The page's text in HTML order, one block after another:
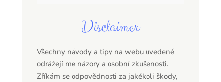
Disclaimer
Všechny návody a tipy na webu uvedené
odrážejí mé názory a osobní zkušenosti.
Zříkám se odpovědnosti za jakékoli škody,